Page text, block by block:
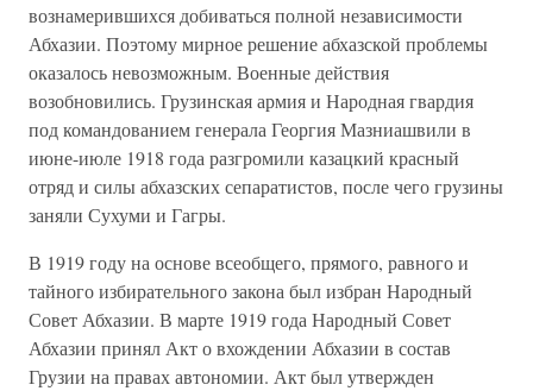
вознамерившихся добиваться полной независимости
Абхазии. Поэтому мирное решение абхазской проблемы
оказалось невозможным. Военные действия
возобновились. Грузинская армия и Народная гвардия
под командованием генерала Георгия Мазниашвили в
июне-июле 1918 года разгромили казацкий красный
отряд и силы абхазских сепаратистов, после чего грузины
заняли Сухуми и Гагры.
В 1919 году на основе всеобщего, прямого, равного и
тайного избирательного закона был избран Народный
Совет Абхазии. В марте 1919 года Народный Совет
Абхазии принял Акт о вхождении Абхазии в состав
Грузии на правах автономии. Акт был утвержден